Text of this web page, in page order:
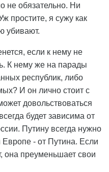
не обязательно. Ни
простите, я сужу как
убивают.
если к нему не
К нему же на парады
республик, либо
И он лично стоит с
довольствоваться
будет зависима от
Путину всегда нужно
- от Путина. Если
она преуменьшает свои